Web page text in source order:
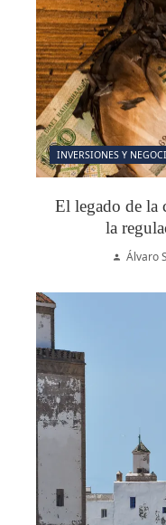
INVERSIONES Y
El legado de la
la
Álvaro